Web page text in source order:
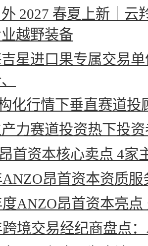
2027 春夏上新｜
越野装备
星进口果专属交易
化行情下垂直赛道投
力赛道投资热下投
首资本核心卖点 4家
ANZO昂首资本资质
度ANZO昂首资本亮
跨境交易经纪商盘点